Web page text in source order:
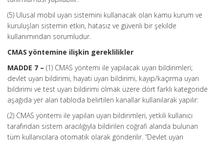
(5) Ulusal mobil uyarı sistemini kullanacak olan kamu kurum ve
kuruluşları sistemin etkin, hatasız ve güvenli bir şekilde
kullanımından sorumludur.
CMAS yöntemine ilişkin gereklilikler
MADDE 7 – (1) CMAS yöntemi ile yapılacak uyarı bildirimleri;
devlet uyarı bildirimi, hayati uyarı bildirimi, kayıp/kaçırma uyarı
bildirimi ve test uyarı bildirimi olmak üzere dört farklı kategoride
aşağıda yer alan tabloda belirtilen kanallar kullanılarak yapılır:
(2) CMAS yöntemi ile yapılan uyarı bildirimleri, yetkili kullanıcı
tarafından sistem aracılığıyla bildirilen coğrafi alanda bulunan
tüm kullanıcılara otomatik olarak gönderilir. “Devlet uyarı